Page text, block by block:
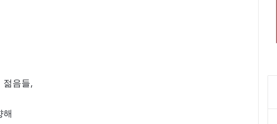
젊음들,
해